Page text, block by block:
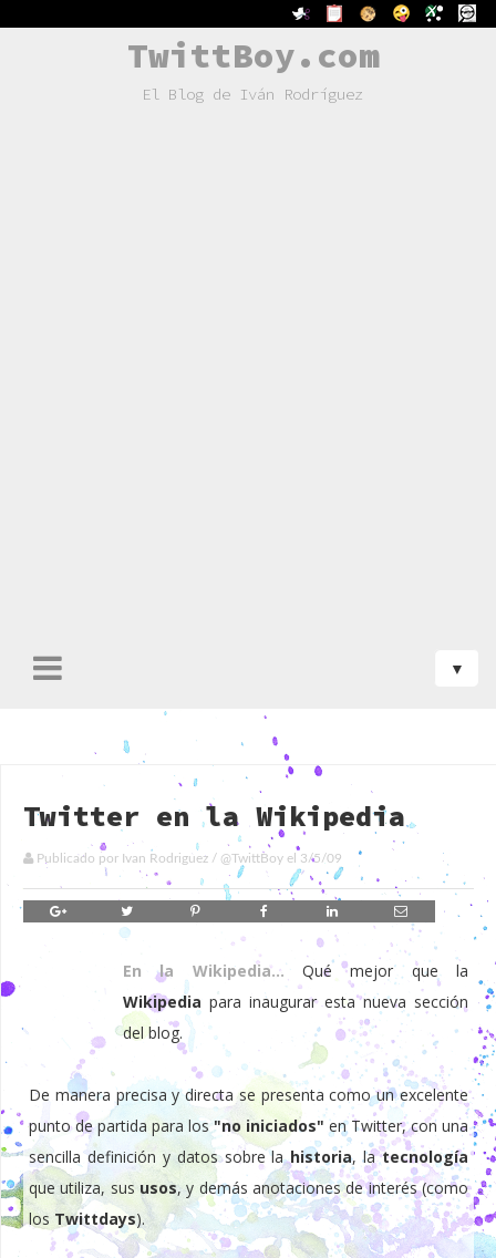
TwittBoy.com
El Blog de Iván Rodríguez
Twitter en la Wikipedia
Publicado por Ivan Rodriguez / @TwittBoy el 3/5/09
En la Wikipedia...Qué mejor que la
Wikipedia para inaugurar esta nueva sección
del blog.
De manera precisa y directa se presenta como un excelente
punto de partida para los"no iniciados" en Twitter, con una
sencilla definición y datos sobre lahistoria, latecnología
que utiliza, sus usos, y demás anotaciones de interés (como
los Twittdays).